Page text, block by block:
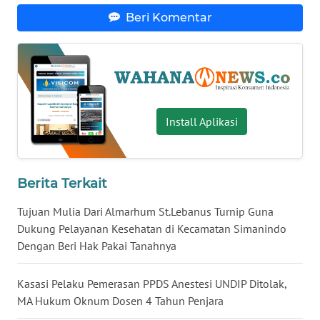
Beri Komentar
Install Aplikasi
Berita Terkait
Tujuan Mulia Dari Almarhum St.Lebanus Turnip Guna
Dukung Pelayanan Kesehatan di Kecamatan Simanindo
Dengan Beri Hak Pakai Tanahnya
Kasasi Pelaku Pemerasan PPDS Anestesi UNDIP Ditolak,
MA Hukum Oknum Dosen 4 Tahun Penjara
BABEL
WN
SUMBAR
WN
SUMSEL
WN
WN
LAMPUNG
WN
JATENG